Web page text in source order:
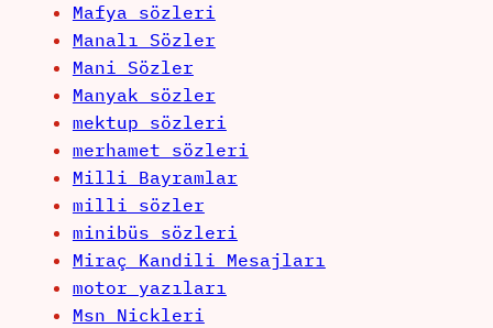
Mafya sözleri
Manalı Sözler
Mani Sözler
Manyak sözler
mektup sözleri
merhamet sözleri
Milli Bayramlar
milli sözler
minibüs sözleri
Miraç Kandili Mesajları
motor yazıları
Msn Nickleri